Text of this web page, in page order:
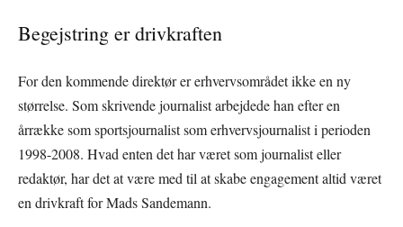
Begejstring er drivkraften
For den kommende direktør er erhvervsområdet ikke en ny
størrelse. Som skrivende journalist arbejdede han efter en
årrække som sportsjournalist som erhvervsjournalist i perioden
1998-2008. Hvad enten det har været som journalist eller
redaktør, har det at være med til at skabe engagement altid været
en drivkraft for Mads Sandemann.